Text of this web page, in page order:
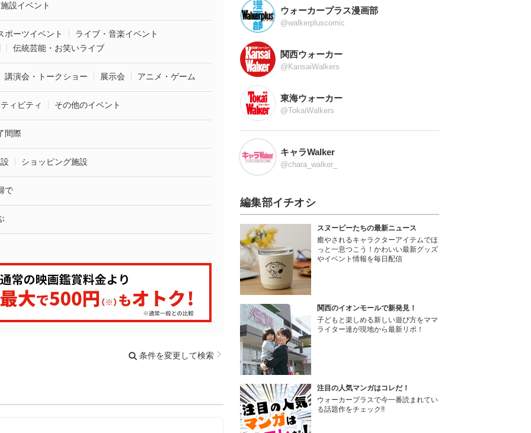
設イベント
ポーツイベント
ライブ・音楽イベント
伝統芸能・お笑いライブ
講演会・トークショー 展示会 アニメ・ゲーム
ィビティ その他のイベント
間際
ショッピング施設
で
条件を変更して検索
ウォーカープラス漫画部
@walkerpluscomic
関西ウォーカー
@KansaiWalkers
東海ウォーカー
@TokaiWalkers
キャラWalker
@chara_walker_
編集部イチオシ
スヌーピーたちの最新ニュース
癒やされるキャラクターアイテムでほ
っと一息つこう！かわいい最新グッズ
やイベント情報を毎日配信
関西のイオンモールで新発見！
子どもと楽しめる新しい遊び方をママ
ライター達が現地から最新リポ！
注目の人気マンガはコレだ！
ウォーカープラスで今一番読まれてい
る話題作をチェック!!